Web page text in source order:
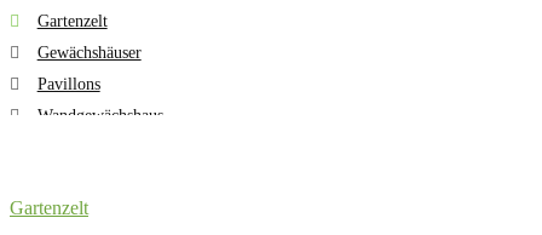
Gartenzelt
Gewächshäuser
Pavillons
Wandgewächshaus
Gartenzelt